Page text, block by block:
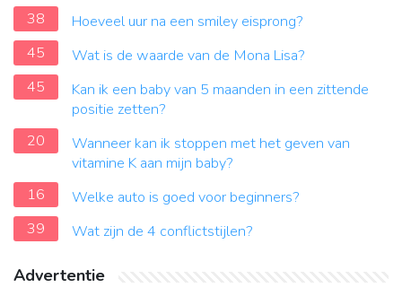
38
Hoeveel uur na een smiley eisprong?
45
Wat is de waarde van de Mona Lisa?
45
Kan ik een baby van 5 maanden in een zittende
positie zetten?
20
Wanneer kan ik stoppen met het geven van
vitamine K aan mijn baby?
16
Welke auto is goed voor beginners?
39
Wat zijn de 4 conflictstijlen?
Advertentie